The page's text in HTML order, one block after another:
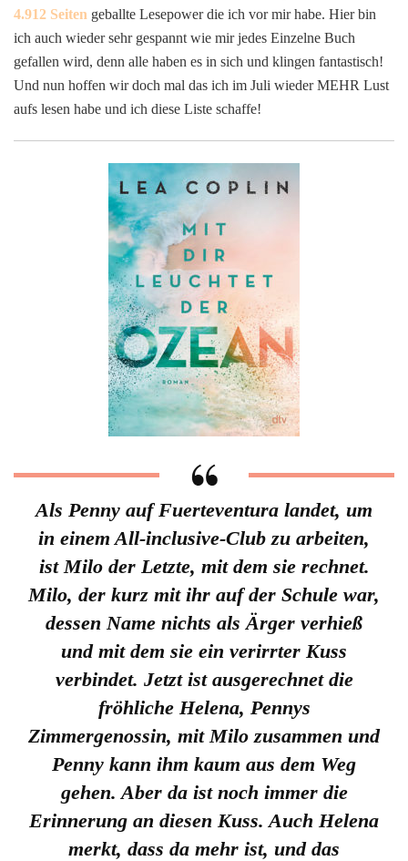
4.912 Seiten geballte Lesepower die ich vor mir habe. Hier bin
ich auch wieder sehr gespannt wie mir jedes Einzelne Buch
gefallen wird, denn alle haben es in sich und klingen fantastisch!
Und nun hoffen wir doch mal das ich im Juli wieder MEHR Lust
aufs lesen habe und ich diese Liste schaffe!
Als Penny auf Fuerteventura landet, um
in einem All-inclusive-Club zu arbeiten,
ist Milo der Letzte, mit dem sie rechnet.
Milo, der kurz mit ihr auf der Schule war,
dessen Name nichts als Ärger verhieß
und mit dem sie ein verirrter Kuss
verbindet. Jetzt ist ausgerechnet die
fröhliche Helena, Pennys
Zimmergenossin, mit Milo zusammen und
Penny kann ihm kaum aus dem Weg
gehen. Aber da ist noch immer die
Erinnerung an diesen Kuss. Auch Helena
merkt, dass da mehr ist, und das